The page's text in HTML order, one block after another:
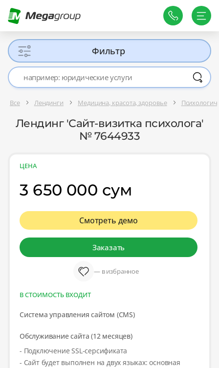
Фильтр
Все Лендинги Медицина, красота, здоровье
Лендинг 'Сайт-визитка психолога'
№ 7644933
ЦЕНА
3 650 000 сум
Смотреть демо
Заказать
— в избранное
В СТОИМОСТЬ ВХОДИТ
Система управления сайтом (CMS)
Обслуживание сайта (12 месяцев)
- Подключение SSL-серсификата
- Сайт будет выполнен на двух языках: основная